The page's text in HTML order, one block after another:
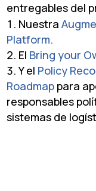
entregables del
Nuestra
Platform.
El Bring your
Y el Policy
Roadmap para
responsables
sistemas de